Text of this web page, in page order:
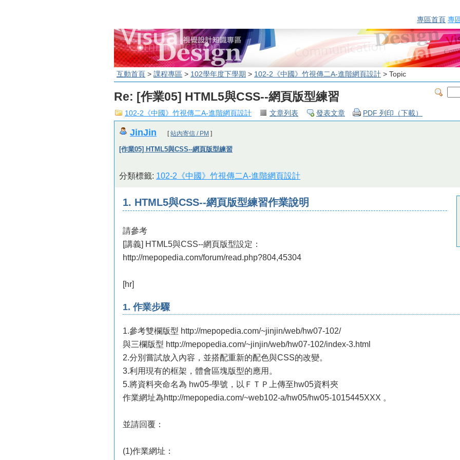
專區首頁 專
互動首頁 > 課程專區 > 102學年度下學期 > 102-2《中國》竹視傳二A-進階網頁設計 > Topic
Re: [作業05] HTML5與CSS--網頁版型練習
102-2《中國》竹視傳二A-進階網頁設計 文章列表 發表文章 PDF 列印（下載）
JinJin [站內寄信 / PM ]
[作業05] HTML5與CSS--網頁版型練習
分類標籤: 102-2《中國》竹視傳二A-進階網頁設計
1. HTML5與CSS--網頁版型練習作業說明
請參考
[講義] HTML5與CSS--網頁版型設定：
http://mepopedia.com/forum/read.php?804,45304
[hr]
1. 作業步驟
1.參考雙欄版型 http://mepopedia.com/~jinjin/web/hw07-102/
與三欄版型 http://mepopedia.com/~jinjin/web/hw07-102/index-3.html
2.分別嘗試放入內容，並搭配重新的配色與CSS的改變。
3.利用現有的框架，體會區塊版型的應用。
5.將資料夾命名為 hw05-學號，以ＦＴＰ上傳至hw05資料夾
作業網址為http://mepopedia.com/~web102-a/hw05/hw05-1015445XXX 。
並請回覆：
(1)作業網址：